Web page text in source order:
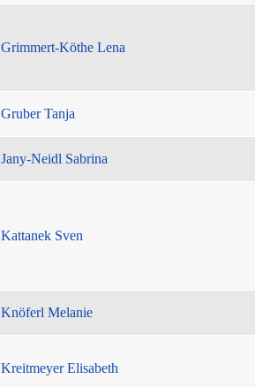
Grimmert-Köthe Lena
Gruber Tanja
Jany-Neidl Sabrina
Kattanek Sven
Knöferl Melanie
Kreitmeyer Elisabeth